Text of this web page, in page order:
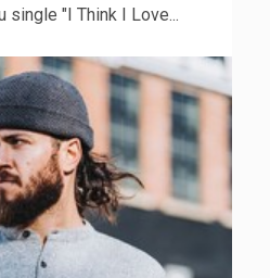
single "I Think I Love...